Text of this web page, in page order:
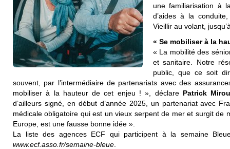
une familiarisation à
d’aides à la
Vieillir au volant,
« Se mobiliser à la
« La mobilité des
et sanitaire. Notre
public, que ce soit
souvent, par l’intermédiaire de partenariats avec des
mobiliser à la hauteur de cet enjeu ! », déclare Patrick
d’ailleurs signé, en début d’année 2025, un partenariat avec
médicale obligatoire qui est un vieux serpent de mer et surgit de
Europe, est une fausse bonne idée ».
La liste des agences ECF qui participent à la semaine
www.ecf.asso.fr/semaine-bleue